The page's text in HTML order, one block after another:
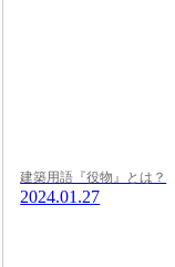
建築用語『役物』とは？
2024.01.27